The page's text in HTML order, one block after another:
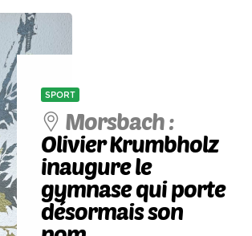
SPORT
Morsbach :
Olivier Krumbholz
inaugure le
gymnase qui porte
désormais son